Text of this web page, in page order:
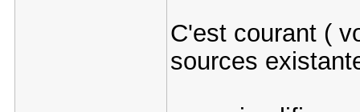
C'est courant (
sources